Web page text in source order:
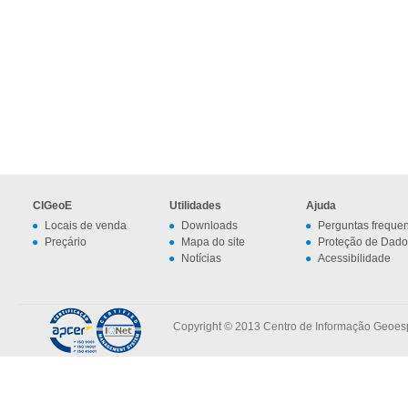
CIGeoE
Locais de venda
Preçário
Utilidades
Downloads
Mapa do site
Notícias
Ajuda
Perguntas
Proteção de
Acessibilidade
Copyright © 2013 Centro de Informação